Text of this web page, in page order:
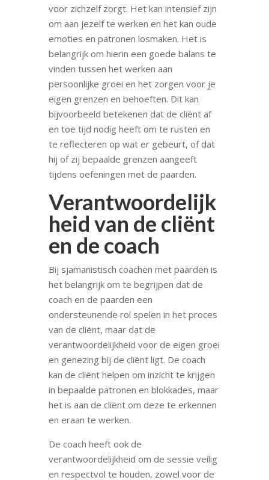
voor zichzelf zorgt. Het kan intensief zijn
om aan jezelf te werken en het kan oude
emoties en patronen losmaken. Het is
belangrijk om hierin een goede balans te
vinden tussen het werken aan
persoonlijke groei en het zorgen voor je
eigen grenzen en behoeften. Dit kan
bijvoorbeeld betekenen dat de cliënt af
en toe tijd nodig heeft om te rusten en
te reflecteren op wat er gebeurt, of dat
hij of zij bepaalde grenzen aangeeft
tijdens oefeningen met de paarden.
Verantwoordelijk
heid van de cliënt
en de coach
Bij sjamanistisch coachen met paarden is
het belangrijk om te begrijpen dat de
coach en de paarden een
ondersteunende rol spelen in het proces
van de cliënt, maar dat de
verantwoordelijkheid voor de eigen groei
en genezing bij de cliënt ligt. De coach
kan de cliënt helpen om inzicht te krijgen
in bepaalde patronen en blokkades, maar
het is aan de cliënt om deze te erkennen
en eraan te werken.
De coach heeft ook de
verantwoordelijkheid om de sessie veilig
en respectvol te houden, zowel voor de